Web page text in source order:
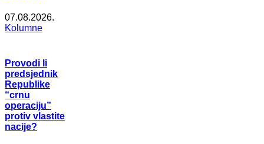
07.08.2026.
Kolumne
Provodi li
predsjednik
Republike
“crnu
operaciju”
protiv vlastite
nacije?